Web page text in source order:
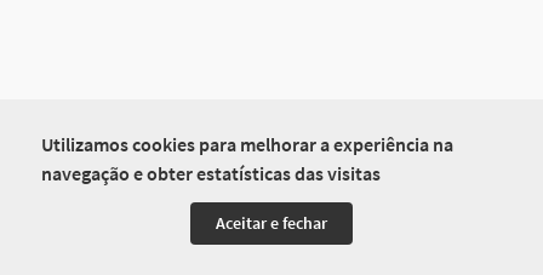
Utilizamos cookies para melhorar a experiência na
navegação e obter estatísticas das visitas
Aceitar e fechar